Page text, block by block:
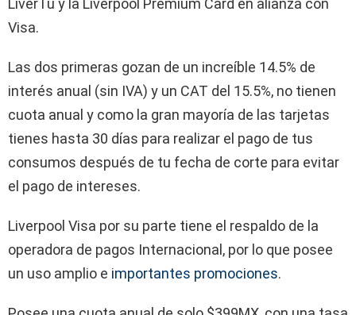
LiverTú y la Liverpool Premium Card en alianza con
Visa.
Las dos primeras gozan de un increíble 14.5% de
interés anual (sin IVA) y un CAT del 15.5%, no tienen
cuota anual y como la gran mayoría de las tarjetas
tienes hasta 30 días para realizar el pago de tus
consumos después de tu fecha de corte para evitar
el pago de intereses.
Liverpool Visa por su parte tiene el respaldo de la
operadora de pagos Internacional, por lo que posee
un uso amplio e importantes promociones.